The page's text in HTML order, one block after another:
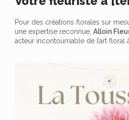
Pour des créations florales sur
une expertise reconnue, Alloin
acteur incontournable de l’art floral